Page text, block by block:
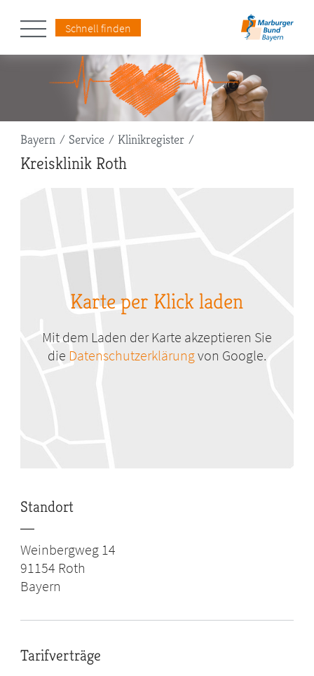
Schnell finden
Pfadnavigation
Bayern Service Klinikregister
Kreisklinik Roth
Karte per Klick laden
Mit dem Laden der Karte akzeptieren Sie
die Datenschutzerklärungvon Google.
Standort
Weinbergweg 14
91154 Roth
Bayern
Tarifverträge